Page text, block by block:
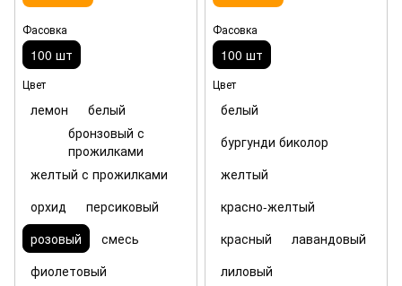
Фасовка
100 шт
Цвет
лемон
белый
бронзовый с
прожилками
желтый с прожилками
орхид
персиковый
розовый
смесь
фиолетовый
Фасовка
100 шт
Цвет
белый
бургунди биколор
желтый
красно-желтый
красный
лавандовый
лиловый